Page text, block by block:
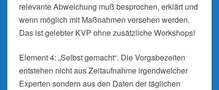
relevante Abweichung muß besprochen, erklärt und
wenn möglich mit Maßnahmen versehen werden.
Das ist gelebter KVP ohne zusätzliche Workshops!
Element 4: „Selbst gemacht“. Die Vorgabezeiten
entstehen nicht aus Zeitaufnahme irgendwelcher
Experten sondern aus den Daten der täglichen